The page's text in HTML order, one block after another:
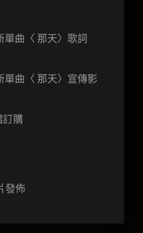
單曲〈 那天〉歌詞
單曲〈 那天〉宣傳影
訂購
發佈